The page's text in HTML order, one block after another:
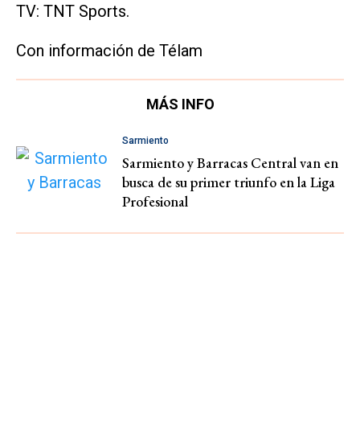
TV: TNT Sports.
Con información de Télam
MÁS INFO
Sarmiento
Sarmiento y Barracas Central van en
busca de su primer triunfo en la Liga
Profesional